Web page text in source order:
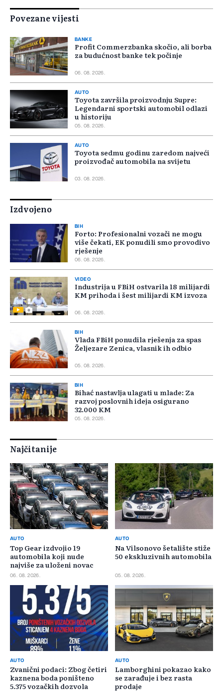
Povezane vijesti
BANKE
Profit Commerzbanka skočio, ali borba
za budućnost banke tek počinje
06. 08. 2026.
AUTO
Toyota završila proizvodnju Supre:
Legendarni sportski automobil odlazi
u historiju
05. 08. 2026.
AUTO
Toyota sedmu godinu zaredom najveći
proizvođač automobila na svijetu
03. 08. 2026.
Izdvojeno
BIH
Forto: Profesionalni vozači ne mogu
više čekati, EK ponudili smo provodivo
rješenje
06. 08. 2026.
VIDEO
Industrija u FBiH ostvarila 18 milijardi
KM prihoda i šest milijardi KM izvoza
06. 08. 2026.
BIH
Vlada FBiH ponudila rješenja za spas
Željezare Zenica, vlasnik ih odbio
05. 08. 2026.
BIH
Bihać nastavlja ulagati u mlade: Za
razvoj poslovnih ideja osigurano
32.000 KM
05. 08. 2026.
Najčitanije
AUTO
Top Gear izdvojio 19
automobila koji nude
najviše za uloženi novac
06. 08. 2026.
AUTO
Na Vilsonovo šetalište stiže
50 ekskluzivnih automobila
05. 08. 2026.
AUTO
Zvanični podaci: Zbog četiri
kaznena boda poništeno
5.375 vozačkih dozvola
AUTO
Lamborghini pokazao kako
se zarađuje i bez rasta
prodaje